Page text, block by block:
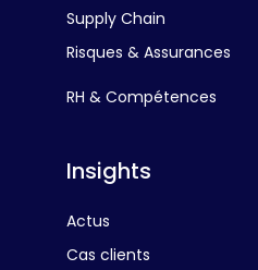
Supply Chain
Risques & Assurances
RH & Compétences
Insights
Actus
Cas clients